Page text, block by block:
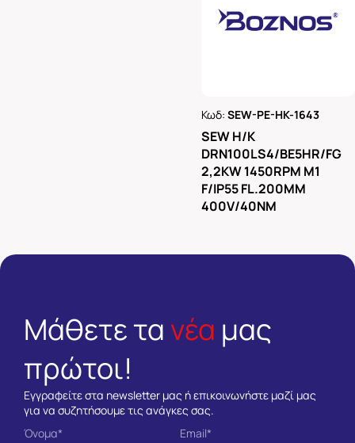
Κωδ:SEW-PE-HK-1643
SEW H/K
DRN100LS4/BE5HR/FG
2,2KW 1450RPM M1
F/IP55 FL.200MM
400V/40NM
Μάθετε τα νέα μας
πρώτοι!
Εγγραφείτε στα newsletter μας ή επικοινωνήστε μαζί μας
για να συζητήσουμε τις ανάγκες σας.